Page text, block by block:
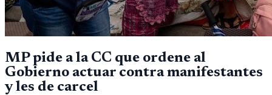
MP pide a la CC que ordene al
Gobierno actuar contra manifestantes
y les de carcel